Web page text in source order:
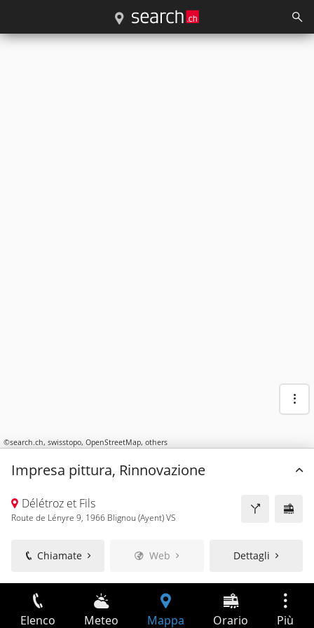
©search.ch, swisstopo, OpenStreetMap, others
Impresa pittura, Rinnovazione
Délétroz et Fils
Route de Lényre 9, 1966 Blignou (Ayent) VS
Chiamate Web Dettagli
Elenco Meteo Mappa Orario Più